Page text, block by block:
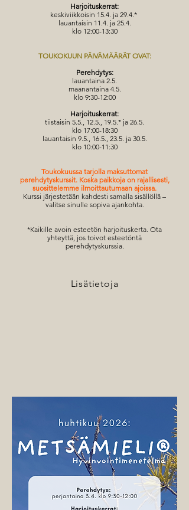
Harjoituskerrat:
keskiviikkoisin 15.4. ja 29.4.*
lauantaisin 11.4. ja 25.4.
klo 12:00-13:30
TOUKOKUUN PÄIVÄMÄÄRÄT OVAT:
Perehdytys:
lauantaina 2.5.
maanantaina 4.5.
klo 9:30-12:00
Harjoituskerrat:
tiistaisin 5.5., 12.5., 19.5.* ja 26.5.
klo 17:00-18:30
lauantaisin 9.5., 16.5., 23.5. ja 30.5.
klo 10:00-11:30
Toukokuussa tarjolla maksuttomat
perehdytyskurssit. Koska paikkoja on rajallisesti,
suosittelemme ilmoittautumaan ajoissa.
Kurssi järjestetään kahdesti samalla sisällöllä –
valitse sinulle sopiva ajankohta.
*Kaikille avoin esteetön harjoituskerta. Ota
yhteyttä, jos toivot esteetöntä
perehdytyskurssia.
Lisätietoja